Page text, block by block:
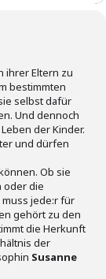
ihrer Eltern zu
bestimmten
selbst dafür
Und dennoch
der Kinder.
und dürfen
Ob sie
oder die
jede:r für
gehört zu den
die Herkunft
der
Susanne